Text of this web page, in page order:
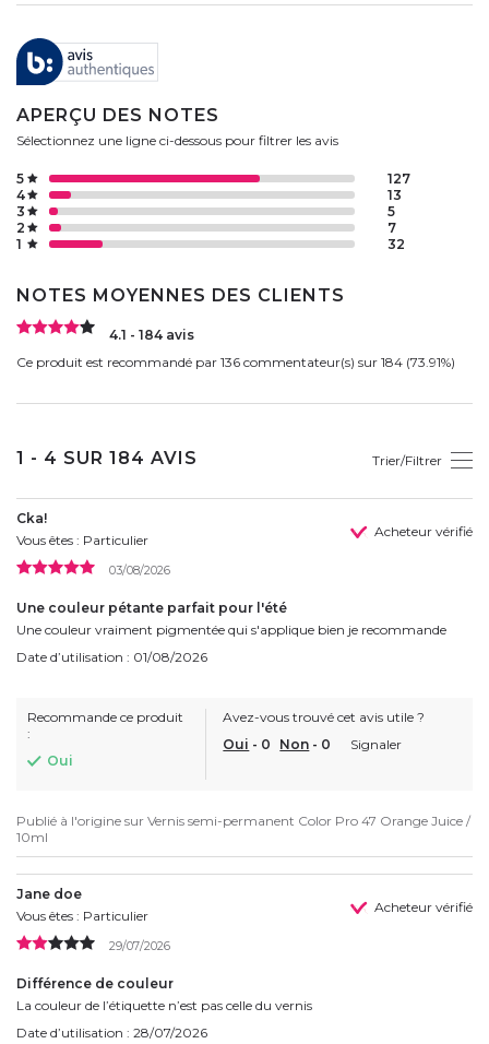
APERÇU DES NOTES
Sélectionnez une ligne ci-dessous pour filtrer les avis
1 32
2 7
3 5
4 13
5 127
NOTES MOYENNES DES CLIENTS
4.1 - 184 avis
Ce produit est recommandé par 136 commentateur(s) sur 184 (73.91%)
1 - 4 SUR 184 AVIS Trier/Filtrer
Cka!
Vous êtes : Particulier
Acheteur vérifié
03/08/2026
Une couleur pétante parfait pour l'été
Une couleur vraiment pigmentée qui s'applique bien je recommande
Date d’utilisation : 01/08/2026
Recommande ce produit
:
Oui
Avez-vous trouvé cet avis utile ?
Oui - 0 Non - 0 Signaler
Publié à l'origine sur Vernis semi-permanent Color Pro 47 Orange Juice /
10ml
Jane doe
Vous êtes : Particulier
Acheteur vérifié
29/07/2026
Différence de couleur
La couleur de l’étiquette n’est pas celle du vernis
Date d’utilisation : 28/07/2026